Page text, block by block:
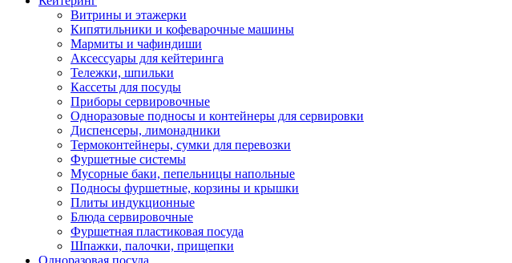
Витрины и этажерки
Кипятильники и кофеварочные машины
Мармиты и чафиндиши
Аксессуары для кейтеринга
Тележки, шпильки
Кассеты для посуды
Приборы сервировочные
Одноразовые подносы и контейнеры для сервировки
Диспенсеры, лимонадники
Термоконтейнеры, сумки для перевозки
Фуршетные системы
Мусорные баки, пепельницы напольные
Подносы фуршетные, корзины и крышки
Плиты индукционные
Блюда сервировочные
Фуршетная пластиковая посуда
Шпажки, палочки, прищепки
Одноразовая посуда